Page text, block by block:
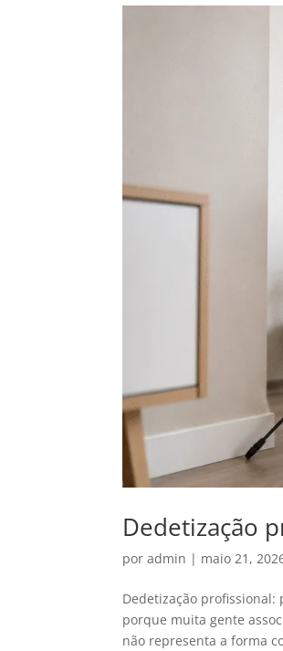
Dedetização
poradmin | maio 21,
Dedetização
porque muita gente
não representa a forma